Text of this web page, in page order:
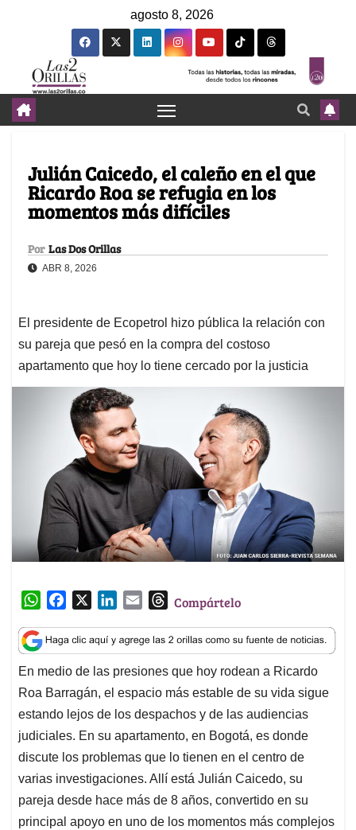
agosto 8, 2026
Julián Caicedo, el caleño en el que
Ricardo Roa se refugia en los
momentos más difíciles
Por Las Dos Orillas
ABR 8, 2026
El presidente de Ecopetrol hizo pública la relación con
su pareja que pesó en la compra del costoso
apartamento que hoy lo tiene cercado por la justicia
W
a
t
s
A
p
p
c
e
b
o
o
k
n
k
e
d
I
n
a
i
l
T
r
e
a
d
s
Compártelo
En medio de las presiones que hoy rodean a Ricardo
Roa Barragán, el espacio más estable de su vida sigue
estando lejos de los despachos y de las audiencias
judiciales. En su apartamento, en Bogotá, es donde
discute los problemas que lo tienen en el centro de
varias investigaciones. Allí está Julián Caicedo, su
pareja desde hace más de 8 años, convertido en su
principal apoyo en uno de los momentos más complejos